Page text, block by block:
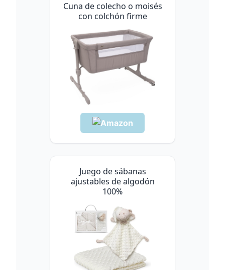
Cuna de colecho o moisés
con colchón firme
Juego de sábanas
ajustables de algodón
100%